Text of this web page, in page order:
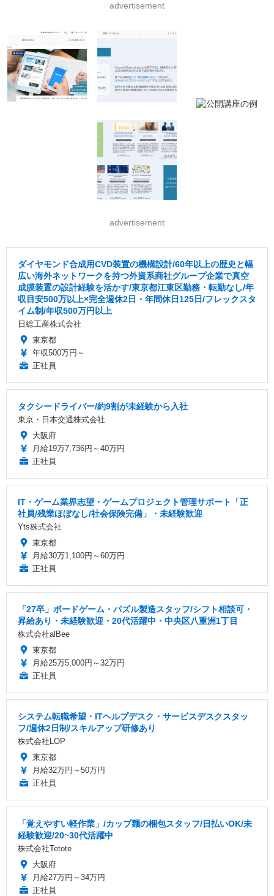
advertisement
advertisement
ダイヤモンド合成用CVD装置の機構設計/60年以上の歴史と幅
広い海外ネットワークを持つ外資系商社グループ企業で真空
成膜装置の設計経験を活かす/東京都江東区勤務・転勤なし/年
収目安500万以上×完全週休2日・年間休日125日/フレックスタ
イム制/年収500万円以上
日総工産株式会社
東京都
年収500万円～
正社員
タクシードライバー/約9割が未経験から入社
東京・日本交通株式会社
大阪府
月給19万7,736円～40万円
正社員
IT・ゲーム業界志望・ゲームプロジェクト管理サポート「正
社員/残業ほぼなし/社会保険完備」・未経験歓迎
Yts株式会社
東京都
月給30万1,100円～60万円
正社員
「27卒」ボードゲーム・パズル製造スタッフ/シフト相談可・
昇給あり・未経験歓迎・20代活躍中・中央区八重洲1丁目
株式会社alBee
東京都
月給25万5,000円～32万円
正社員
システム転職希望・ITヘルプデスク・サービスデスクスタッ
フ/週休2日制/スキルアップ研修あり
株式会社LOP
東京都
月給32万円～50万円
正社員
「覚えやすい軽作業」/カップ麺の梱包スタッフ/日払いOK/未
経験歓迎/20~30代活躍中
株式会社Tetote
大阪府
月給27万円～34万円
正社員